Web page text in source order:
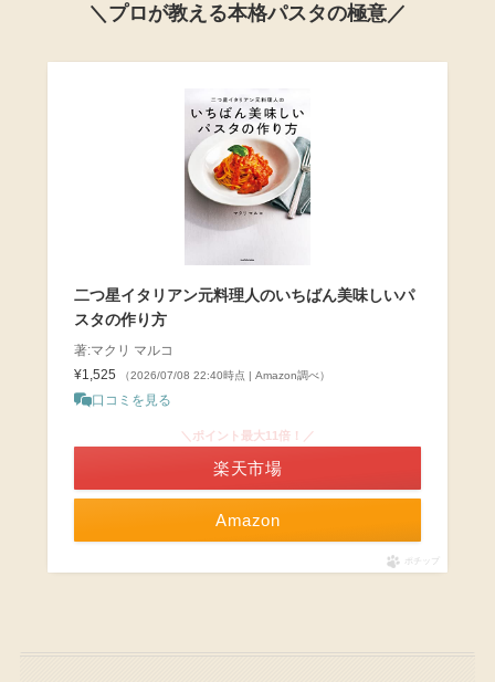
＼プロが教える本格パスタの極意／
二つ星イタリアン元料理人のいちばん美味しいパ
スタの作り方
著:マクリ マルコ
¥1,525
（2026/07/08 22:40時点 | Amazon調べ）
口コミを見る
Amazon
＼ポイント最大11倍！／
楽天市場
ポチップ